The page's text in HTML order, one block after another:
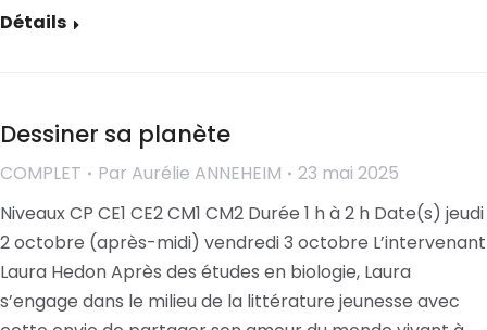
Détails
Dessiner sa planète
COMPLET Par Aurélie ANNEHEIM
23 mai 2025
Niveaux CP CE1 CE2 CM1 CM2 Durée 1 h à 2 h Date(s) jeudi
2 octobre (après-midi) vendredi 3 octobre L’intervenant
Laura Hedon Après des études en biologie, Laura
s’engage dans le milieu de la littérature jeunesse avec